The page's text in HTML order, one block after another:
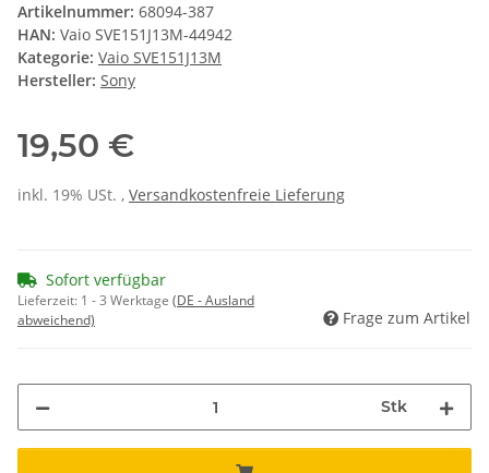
Artikelnummer: 68094-387
HAN: Vaio SVE151J13M-44942
Kategorie: Vaio SVE151J13M
Hersteller: Sony
19,50 €
inkl. 19% USt. , Versandkostenfreie Lieferung
Sofort verfügbar
Lieferzeit: 1 - 3 Werktage (DE - Ausland
abweichend)
Frage zum Artikel
Stk